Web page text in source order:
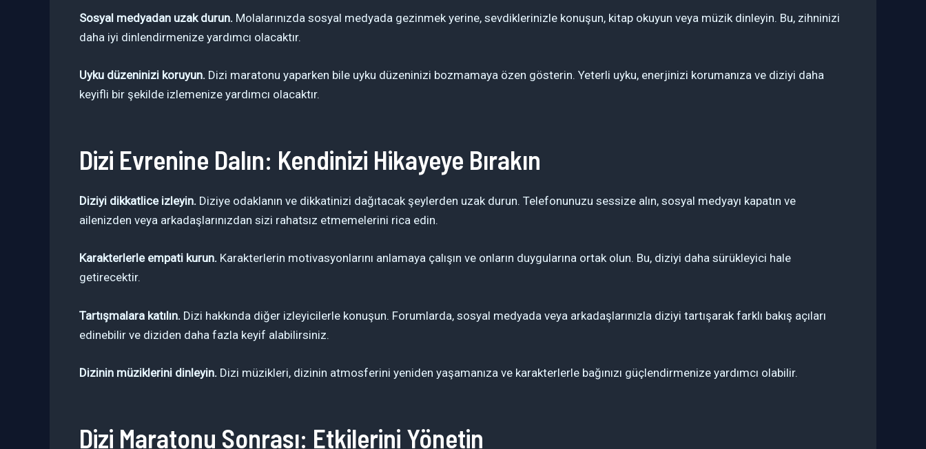
Sosyal medyadan uzak durun. Molalarınızda sosyal medyada gezinmek yerine, sevdiklerinizle konuşun, kitap okuyun veya müzik dinleyin. Bu, zihninizi
daha iyi dinlendirmenize yardımcı olacaktır.
Uyku düzeninizi koruyun. Dizi maratonu yaparken bile uyku düzeninizi bozmamaya özen gösterin. Yeterli uyku, enerjinizi korumanıza ve diziyi daha
keyifli bir şekilde izlemenize yardımcı olacaktır.
Dizi Evrenine Dalın: Kendinizi Hikayeye Bırakın
Diziyi dikkatlice izleyin. Diziye odaklanın ve dikkatinizi dağıtacak şeylerden uzak durun. Telefonunuzu sessize alın, sosyal medyayı kapatın ve
ailenizden veya arkadaşlarınızdan sizi rahatsız etmemelerini rica edin.
Karakterlerle empati kurun. Karakterlerin motivasyonlarını anlamaya çalışın ve onların duygularına ortak olun. Bu, diziyi daha sürükleyici hale
getirecektir.
Tartışmalara katılın. Dizi hakkında diğer izleyicilerle konuşun. Forumlarda, sosyal medyada veya arkadaşlarınızla diziyi tartışarak farklı bakış açıları
edinebilir ve diziden daha fazla keyif alabilirsiniz.
Dizinin müziklerini dinleyin. Dizi müzikleri, dizinin atmosferini yeniden yaşamanıza ve karakterlerle bağınızı güçlendirmenize yardımcı olabilir.
Dizi Maratonu Sonrası: Etkilerini Yönetin